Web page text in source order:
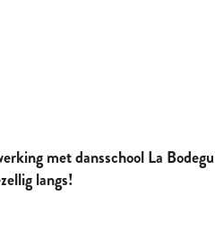
met dansschool La
langs!